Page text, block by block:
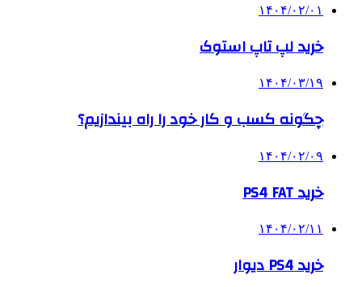
۱۴۰۴/۰۲/۰۱
خرید لپ تاپ استوک
۱۴۰۴/۰۳/۱۹
چگونه کسب و کار خود را راه بیندازیم؟
۱۴۰۴/۰۲/۰۹
خرید PS4 FAT
۱۴۰۴/۰۲/۱۱
خرید PS4 دیوار